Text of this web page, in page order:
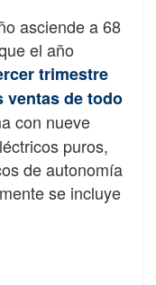
asciende a 68
el año
trimestre
ventas de todo
con nueve
puros,
de autonomía
se incluye